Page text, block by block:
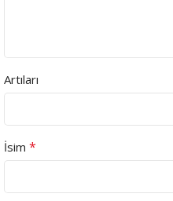
Artıları
İsim *